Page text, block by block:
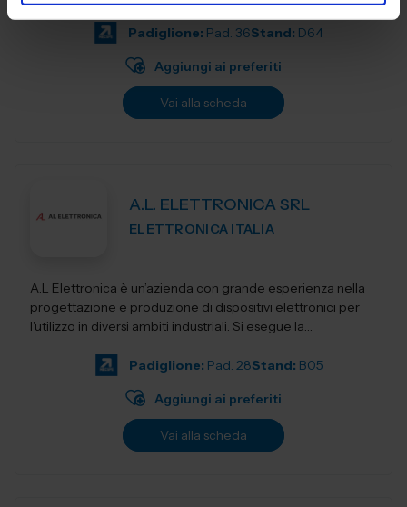
Padiglione: Pad. 36Stand: D64
Aggiungi ai preferiti
Vai alla scheda
A.L. ELETTRONICA SRL
ELETTRONICA ITALIA
A.L Elettronica è un’azienda con grande esperienza nella
progettazione e produzione di dispositivi elettronici per
l'utilizzo in diversi ambiti industriali. Si esegue la
Padiglione: Pad. 28Stand: B05
Aggiungi ai preferiti
Vai alla scheda